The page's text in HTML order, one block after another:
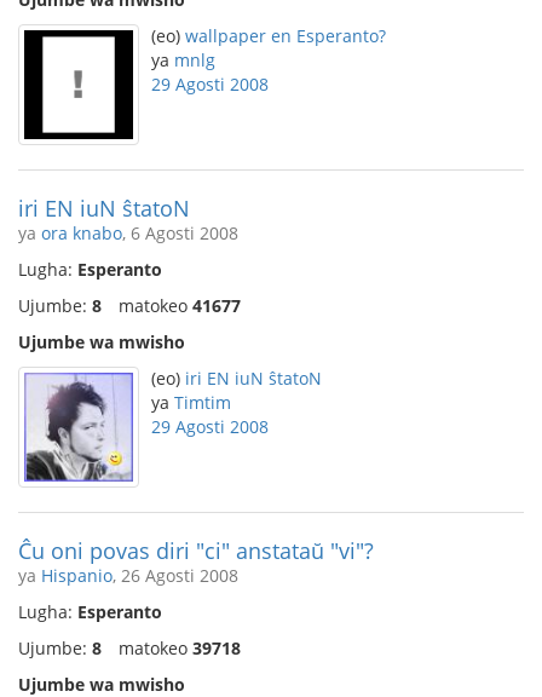
(eo) wallpaper en Esperanto?
ya mnlg
29 Agosti 2008
iri EN iuN ŝtatoN
ya ora knabo, 6 Agosti 2008
Lugha: Esperanto
Ujumbe: 8 matokeo 41677
Ujumbe wa mwisho
(eo) iri EN iuN ŝtatoN
ya Timtim
29 Agosti 2008
Ĉu oni povas diri "ci" anstataŭ "vi"?
ya Hispanio, 26 Agosti 2008
Lugha: Esperanto
Ujumbe: 8 matokeo 39718
Ujumbe wa mwisho